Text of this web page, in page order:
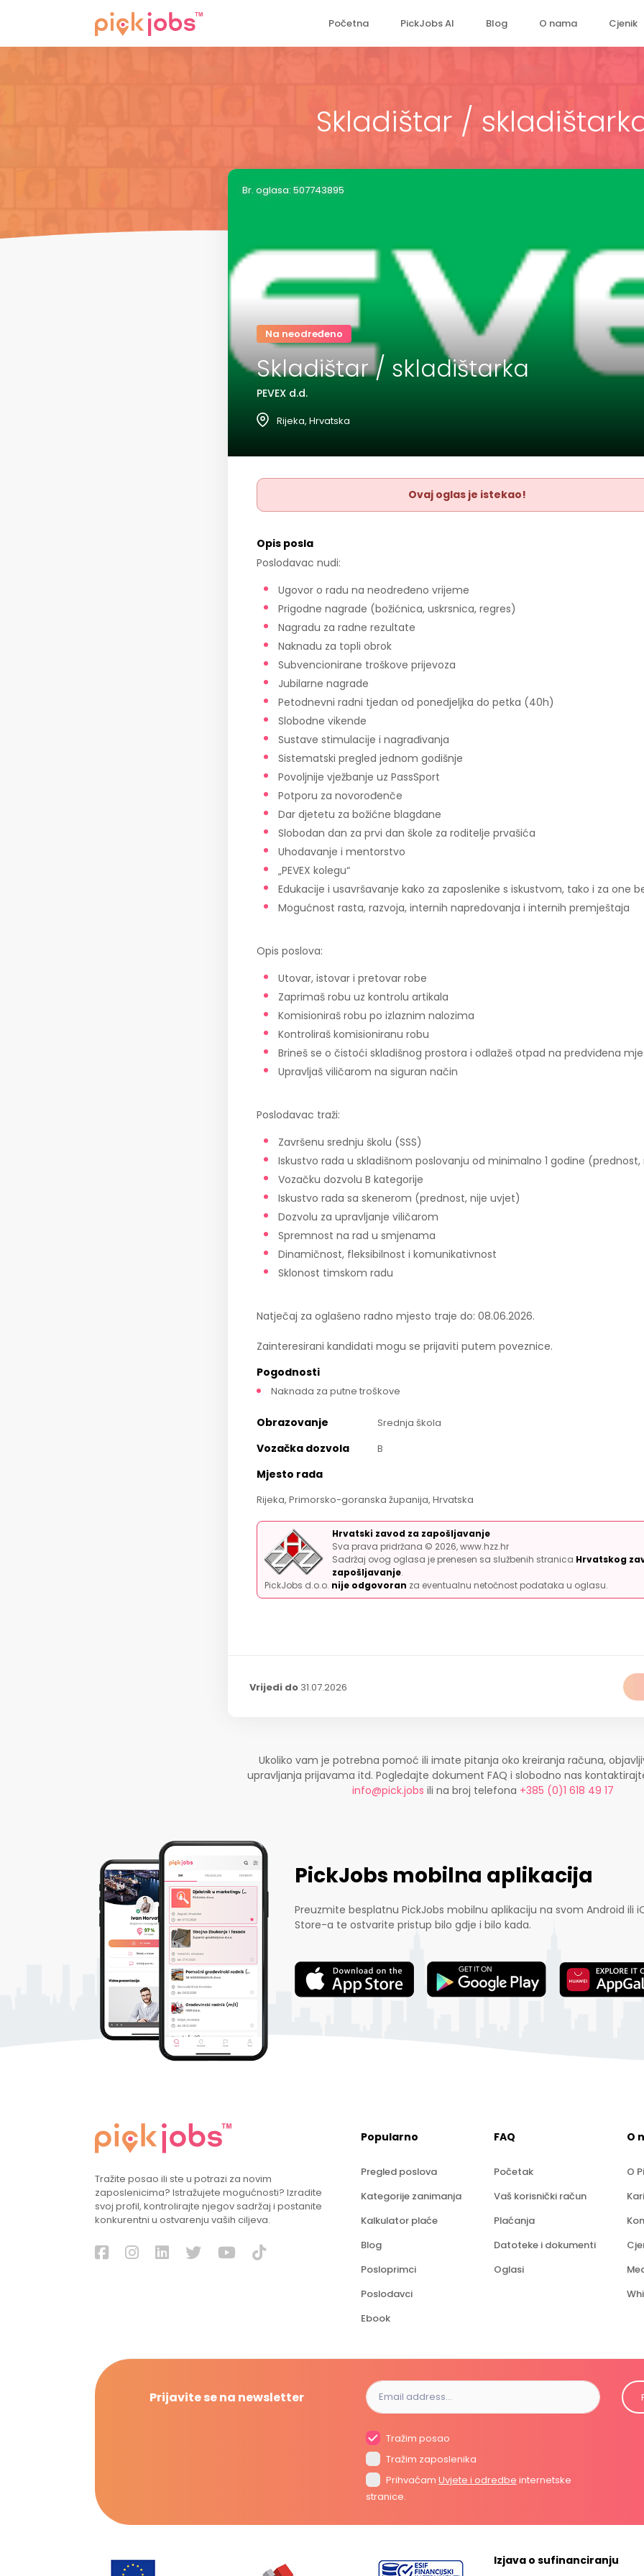
Početna PickJobs AI Blog O nama Cjenik
Skladištar /
Br. oglasa: 507743895
Na neodređeno
Skladištar / skladištarka
PEVEX d.d.
Rijeka, Hrvatska
Ovaj oglas je istekao!
Opis posla
Poslodavac nudi:
Ugovor o radu na neodređeno vrijeme
Prigodne nagrade (božićnica, uskrsnica, regres)
Nagradu za radne rezultate
Naknadu za topli obrok
Subvencionirane troškove prijevoza
Jubilarne nagrade
Petodnevni radni tjedan od ponedjeljka do petka (40h)
Slobodne vikende
Sustave stimulacije i nagrađivanja
Sistematski pregled jednom godišnje
Povoljnije vježbanje uz PassSport
Potporu za novorođenče
Dar djetetu za božićne blagdane
Slobodan dan za prvi dan škole za roditelje prvašića
Uhodavanje i mentorstvo
„PEVEX kolegu“
Edukacije i usavršavanje kako za zaposlenike s iskustvom, tako i za one
Mogućnost rasta, razvoja, internih napredovanja i internih premještaja
Opis poslova:
Utovar, istovar i pretovar robe
Zaprimaš robu uz kontrolu artikala
Komisioniraš robu po izlaznim nalozima
Kontroliraš komisioniranu robu
Brineš se o čistoći skladišnog prostora i odlažeš otpad na predviđena
Upravljaš viličarom na siguran način
Poslodavac traži:
Završenu srednju školu (SSS)
Iskustvo rada u skladišnom poslovanju od minimalno 1 godine
Vozačku dozvolu B kategorije
Iskustvo rada sa skenerom (prednost, nije uvjet)
Dozvolu za upravljanje viličarom
Spremnost na rad u smjenama
Dinamičnost, fleksibilnost i komunikativnost
Sklonost timskom radu
Natječaj za oglašeno radno mjesto traje do: 08.06.2026.
Zainteresirani kandidati mogu se prijaviti putem poveznice.
Pogodnosti
Naknada za putne troškove
Obrazovanje Srednja škola
Vozačka dozvola B
Mjesto rada
Rijeka, Primorsko-goranska županija, Hrvatska
Hrvatski zavod za zapošljavanje
Sva prava pridržana © 2026, www.hzz.hr
Sadržaj ovog oglasa je prenesen sa službenih stranica Hrvatskog
zapošljavanje.
PickJobs d.o.o. nije odgovoran za eventualnu netočnost podataka u oglasu.
Vrijedi do 31.07.2026
Ukoliko vam je potrebna pomoć ili imate pitanja oko kreiranja računa,
upravljanja prijavama itd. Pogledajte dokument FAQ i slobodno nas
info@pick.jobs ili na broj telefona +385 (0)1 618 49 17
PickJobs mobilna aplikacija
Preuzmite besplatnu PickJobs mobilnu aplikaciju na svom Android ili
Store-a te ostvarite pristup bilo gdje i bilo kada.
Tražite posao ili ste u potrazi za novim
zaposlenicima? Istražujete mogućnosti? Izradite
svoj profil, kontrolirajte njegov sadržaj i postanite
konkurentni u ostvarenju vaših ciljeva.
Popularno
Pregled poslova
Kategorije zanimanja
Kalkulator plaće
Blog
Posloprimci
Poslodavci
Ebook
FAQ
Početak
Vaš korisnički račun
Plaćanja
Datoteke i dokumenti
Oglasi
O
O
Prijavite se na newsletter
Tražim posao
Tražim zaposlenika
Prihvaćam Uvjete i odredbe internetske
stranice.
Izjava o sufinanciranju